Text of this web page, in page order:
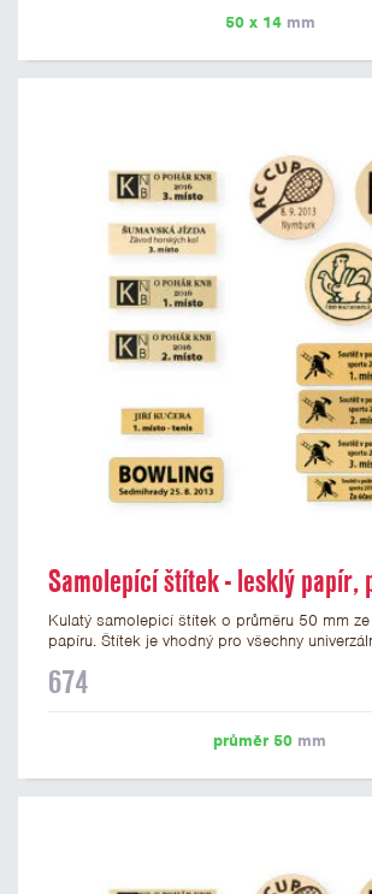
prvním kroku objednávky.50 x 14mm
Samolepící štítek - lesklý papír,
Kulatý samolepicí štítek o průměru 50 mm
papíru. Štítek je vhodný pro všechny
mm. Na štítek je možné vytisknout logo nebo
674
průměr 50 mm